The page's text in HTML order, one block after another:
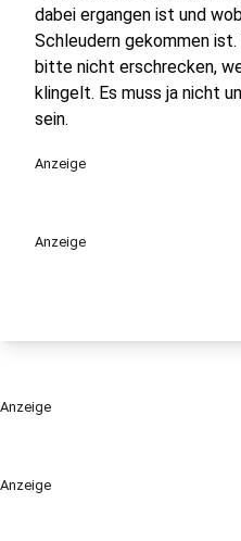
Anzeige
dabei ergangen ist und
Schleudern gekommen
bitte nicht erschrecken,
klingelt. Es muss ja nicht
sein.
Anzeige
Anzeige
Anzeige